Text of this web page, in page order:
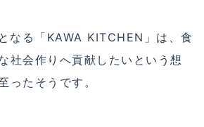
なる「KAWA KITCHEN」は、食
社会作りへ貢献したいという想
ったそうです。